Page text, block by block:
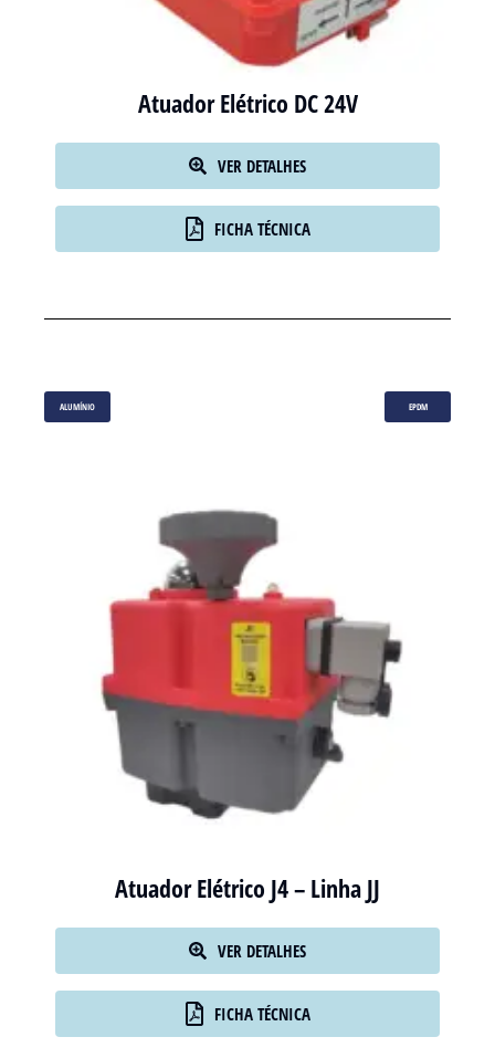
Atuador Elétrico DC 24V
VER DETALHES
FICHA TÉCNICA
ALUMÍNIO EPDM
Atuador Elétrico J4 – Linha JJ
VER DETALHES
FICHA TÉCNICA